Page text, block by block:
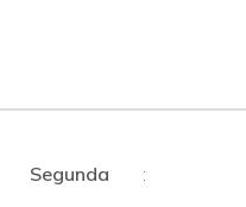
Segunda :